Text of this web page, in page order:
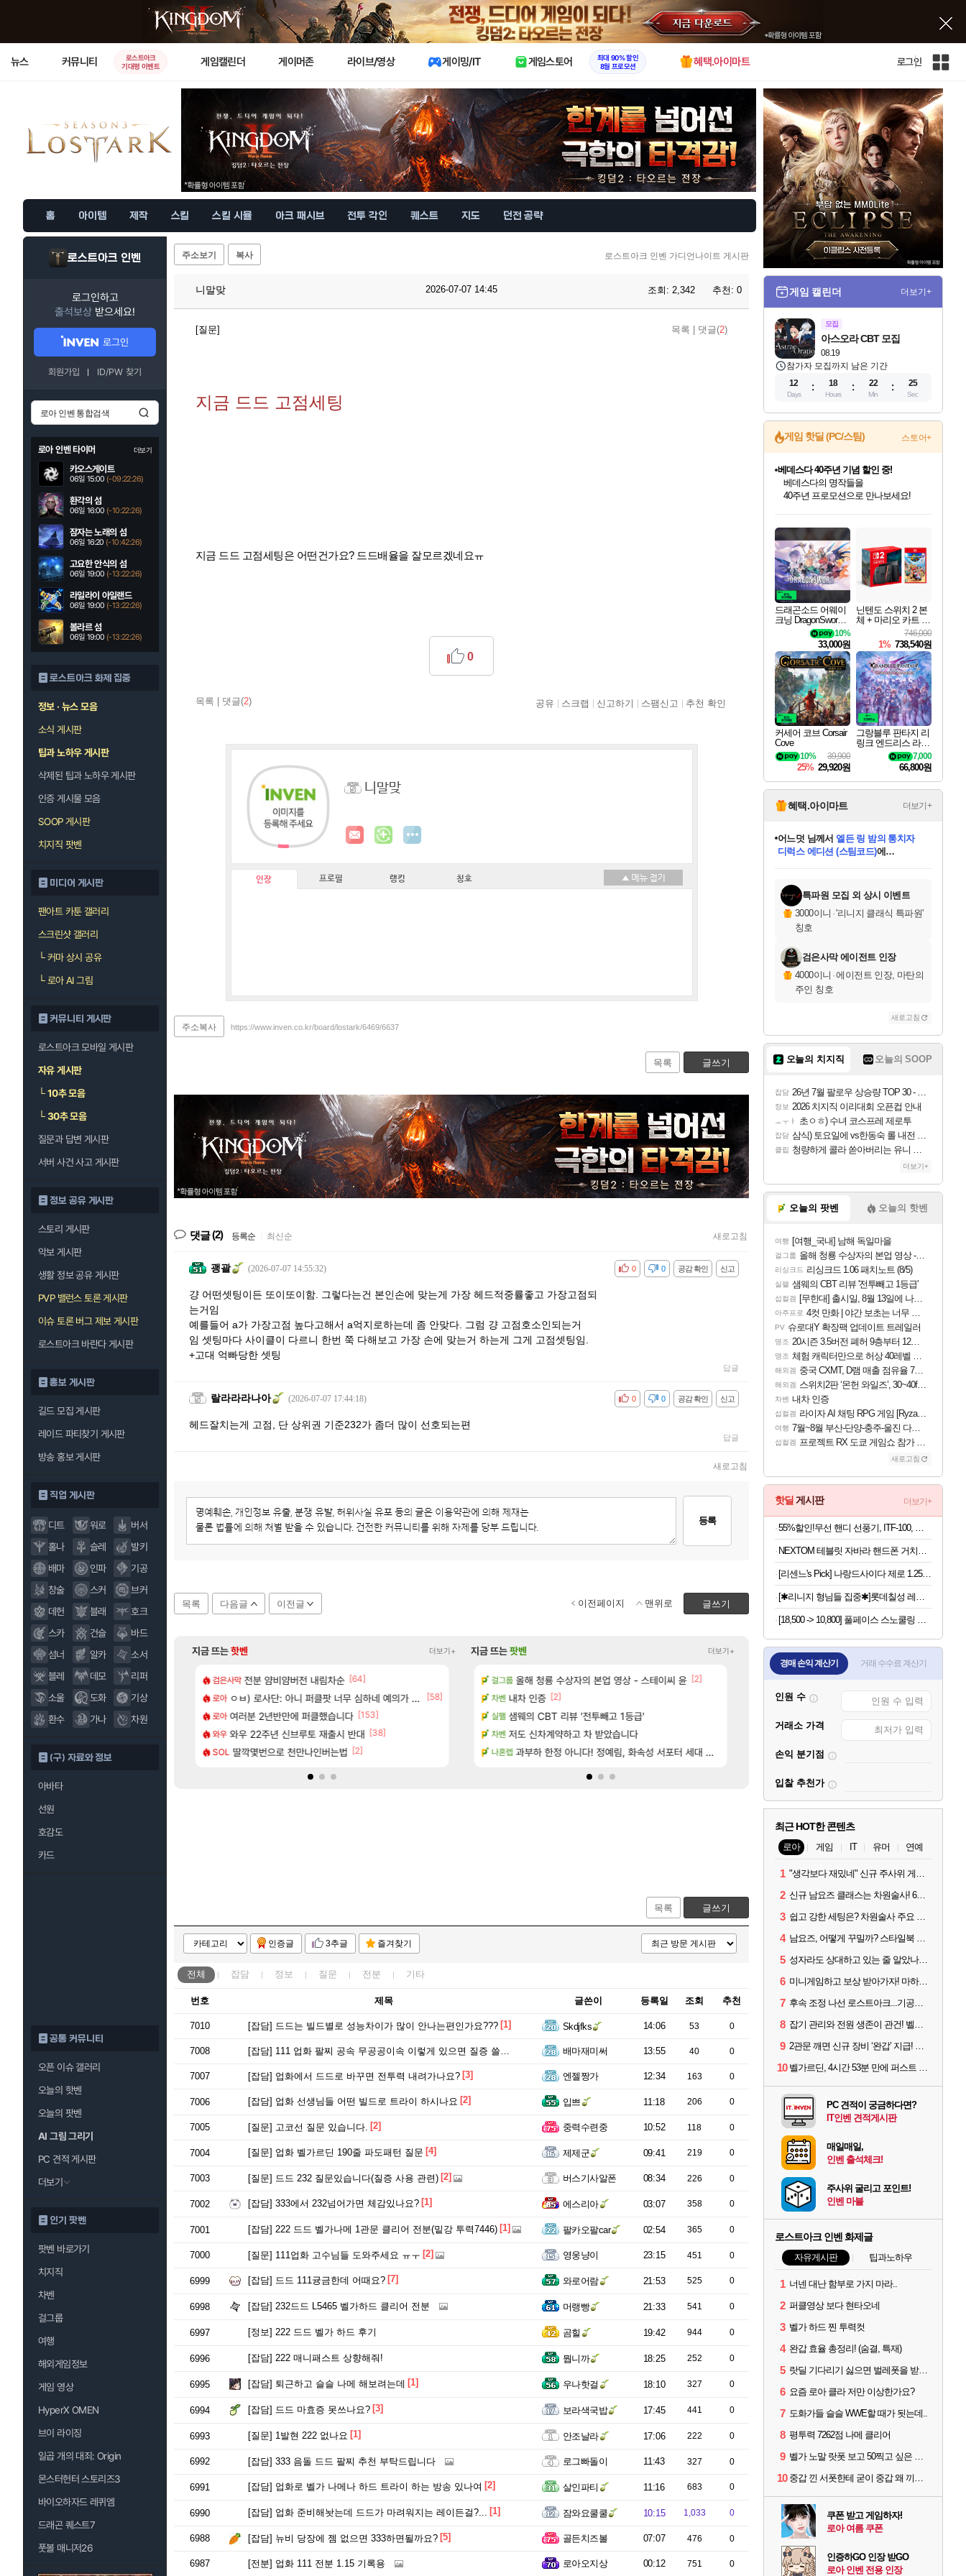
X
뉴스 커뮤니티
로스트아크
기대평 이벤트
게임캘린더 게이머존 라이브/영상 게이밍/IT 게임스토어
최대 90% 할인
8월 프로모션
혜택.아이마트 로그인
인
전
체
사
이
트
맵
홈 아이템 제작 스킬 스킬 시뮬 아크 패시브 전투 각인 퀘스트 지도 던전 공략
로스트아크 인벤
로그인하고
출석보상 받으세요!
로그인
회원가입 ID/PW 찾기
로아 인벤 타이머 더보기
카오스게이트
06일 15:00 (-09:22:24)
환각의 섬
06일 16:00 (-10:22:24)
잠자는 노래의 섬
06일 16:20 (-10:42:24)
고요한 안식의 섬
06일 19:00 (-13:22:24)
라일라이 아일랜드
06일 19:00 (-13:22:24)
볼라르 섬
06일 19:00 (-13:22:24)
로스트아크 화제 집중
정보 · 뉴스 모음
소식 게시판
팁과 노하우 게시판
삭제된 팁과 노하우 게시판
인증 게시물 모음
SOOP 게시판
치지직 팟벤
미디어 게시판
팬아트 카툰 갤러리
스크린샷 갤러리
└커마 상시 공유
└로아 AI 그림
커뮤니티 게시판
로스트아크 모바일 게시판
자유 게시판
└10추 모음
└30추 모음
질문과 답변 게시판
서버 사건 사고 게시판
정보 공유 게시판
스토리 게시판
악보 게시판
생활 정보 공유 게시판
PVP 밸런스 토론 게시판
이슈 토론 버그 제보 게시판
로스트아크 바란다 게시판
홍보 게시판
길드 모집 게시판
레이드 파티찾기 게시판
방송 홍보 게시판
직업 게시판
디트 워로
버서
홀나
슬레
발키
배마
인파
기공
창술
스커
브커
데헌
블래
호크
스카
건슬
바드
섬너
알카
소서
블레
데모
리퍼
소울
도화
기상
환수
가나 차원
(구) 자료와 정보
아바타
선원
호감도
카드
공통 커뮤니티
오픈 이슈 갤러리
오늘의 핫벤
오늘의 팟벤
AI 그림 그리기
PC 견적 게시판
더보기
인기 팟벤
팟벤 바로가기
치지직
차벤
걸그룹
여행
해외게임정보
게임 영상
HyperX OMEN
브이 라이징
일곱 개의 대죄: Origin
몬스터헌터 스토리즈3
바이오하자드 레퀴엠
드래곤 퀘스트7
풋볼 매니저26
주소보기 복사 로스트아크 인벤 가디언나이트 게시판
니말맞 2026-07-07 14:45 조회: 2,342 추천: 0
[질문] 목록 댓글(2)
지금 드드 고점세팅
지금 드드 고점세팅은 어떤건가요? 드드배율을 잘모르겠네요ㅠ
목록 댓글(2)
0
공유 스크랩 신고하기 스팸신고 추천 확인
니말맞
인장 프로필 랭킹 칭호
주소복사 https://www.inven.co.kr/board/lostark/6469/6637
목록 글쓰기
댓글(2) 등록순 최신순 새로고침
괭괄 (2026-07-07 14:55:32) 신고
공감 확인
비공감 0
0
걍 어떤셋팅이든 또이또이함. 그렇다는건 본인손에 맞는게 가장 헤드적중률좋고 가장고점되
는거임
예를들어 a가 가장고점 높다고해서 a억지로하는데 좀 안맞다. 그럼 걍 고점호소인되는거
임 셋팅마다 사이클이 다르니 한번 쭉 다해보고 가장 손에 맞는거 하는게 그게 고점셋팅임.
+고대 억빠당한 셋팅
답글
랄라라라나아 (2026-07-07 17:44:18) 신고
공감 확인
비공감 0
0
헤드잘치는게 고점, 단 상위권 기준232가 좀더 많이 선호되는편
답글
새로고침
등록
목록 다음글 이전글 글쓰기
이전페이지 맨위로
지금 뜨는핫벤 더보기+
없 얘들은 왜 아직도 [25]
사실상 부도. ” [224]
FIRST] 운영 후기 + 1~3위 공대 축하 Ai짤
금액 1억이 넘네요..다들 꼭 해보십셔ㅁㅊ
검은사막 전분 얌비얌버전 내림차순 [64]
로아 ㅇㅂ) 로사단: 아니 퍼클팟 너무 심하네 예의가 없어(?)
[58]
로아 여러분 2년반만에 퍼클했습니다 [153]
와우 와우 22주년 신브루토 재출시 반대 [38]
SOL 딸깍몇번으로 천만나인버는법 [2]
LoL 이게 5년간 티원을 좀 먹은 플레이임 [36]
로아 쫀지 실시간
[47]
로아 ㅇㅂ) 쫀지 채팅창 ㅋㅋㅋㅋㅋㅋㅋㅋㅋㅋㅋ
메이플 메이플 렉걸리는 애들은 참고해라
로아 와 퍼클나왔당 [61]
“ 경기도 사실상 부도. ”
[224]
오늘 갑자기 떡상한 팔찌옵션 [31]
와ㅅㅂ 현질 금액 1억이 넘네요..다들 꼭 해보십셔ㅁㅊ
지금 뜨는팟벤 더보기+
AI 채팅 RPG 게임 [RyzaChat: AI] 공개
구라 개발사 신작 [시노비 넥서스] 연내 출시 예정
신작 서브컬쳐 게임 [펄 인 블루] 티저 사이트 오픈
전 세계관, 완결편에 집결
리밋제로 테스트 때는 로비에 온라인 기능이 있는데
비스트 챕터별 길찾기/지도 공략 (1 ~ 12장)
PV 비스트 오브 리인카네이션 오픈 트레일러
아스오라 「에린」 컨셉 포스터 공개
비스트 쿠를 먼저 보내서 기습하는 법
걸그룹 올해 청룡 수상자의 본업 영상 - 스테이씨 윤 [2]
차벤 내차 인증 [2]
실팰 샘웨의 CBT 리뷰 '전투빼고 1등급'
차벤 저도 신차계약하고 차 받았습니다
나혼렙 과부하 한정 아니다! 정예림, 화속성 서포터 세대 교체
섭컬겜 섬란 카구라 개발사 신작 [시노비 넥서스] 연내 출시
4컷 만화 | 야간 보초는 너무 힘들어
해외겜 FF7 외전 세계관, 완결편에 집결
목록 글쓰기
인증글 3추글 즐겨찾기
전체 잡담 정보 질문 전분 기타
번호 제목 글쓴이 등록일 조회 추천
7010 [잡담] 드드는 빌드별로 성능차이가 많이 안나는편인가요??? [1] Skdjfks 14:06 53 0
7008 [잡담] 111 업화 팔찌 공속 무공공이속 이렇게 있으면 질증 쓸만한가요? 배마재미써 13:55 40 0
7007 [잡담] 업화에서 드드로 바꾸면 전투력 내려가나요? [3] 엔젤짱가 12:34 163 0
7006 [잡담] 업화 선생님들 어떤 빌드로 트라이 하시나요 [2] 입쁘 11:18 206 0
7005 [질문] 고코선 질문 있습니다. [2] 중력수련중 10:52 118 0
7004 [질문] 업화 벨가르딘 190줄 파도패턴 질문 [4] 제제군 09:41 219 0
7003 [질문] 드드 232 질문있습니다(질증 사용 관련) [2] 버스기사알폰 08:34 226 0
7002 [잡담] 333에서 232넘어가면 체감있나요? [1] 에스리아 03:07 358 0
7001 [잡담] 222 드드 벨가나메 1관문 클리어 전분(밑강 투력7446) [1] 팔카오팔car 02:54 365 0
7000 [질문] 111업화 고수님들 도와주세요 ㅠㅜ [2] 영웅냥이 23:15 451 0
6999 [잡담] 드드 111귱금한데 어때요? [7] 와로어람 21:53 525 0
6998 [잡담] 232드드 L5465 벨가하드 클리어 전분 머랭빵 21:33 541 0
6997 [정보] 222 드드 벨가 하드 후기 곰힐 19:42 944 0
6996 [잡담] 222 매니패스트 상향해줘! 뭡니까 18:25 252 0
6995 [잡담] 퇴근하고 슬슬 나메 해보려는데 [1] 우나핫걸 18:10 327 0
6994 [잡담] 드드 마효증 못쓰나요? [3] 보라색국밥 17:45 441 0
6993 [질문] 1발현 222 없나요 [1] 안조날라 17:06 222 0
6992 [잡담] 333 음돌 드드 팔찌 추천 부탁드립니다 로그빠돌이 11:43 327 0
6991 [잡담] 업화로 벨가 나메나 하드 트라이 하는 방송 있나여 [2] 살인파티 11:16 683 0
6990 [잡담] 업화 준비해놧는데 드드가 마려워지는 레이든걸?... [1] 잠와요쿨쿨 10:15 1,033 0
6988 [잡담] 뉴비 당장에 젬 없으면 333하면될까요? [5] 골든치즈볼 07:07 476 0
6987 [전분] 업화 111 전분 1.15 기록용 로아오지상 00:12 751 0
게임 캘린더 더보기+
모집
08.19
아스오라 CBT 모집
참가자 모집까지 남은 기간
12
Days
18
Hours
22
Min
24
Sec
게임 핫딜 (PC/스팀) 스토어+
최대 90% 할인가를 만나보세요!
네이버혜택과 함께 만나보세요!
50%할인&추가 적립까지!
이니&베니 혜택까지!
네이버 혜택가와 함께 예약하세요!
할인&네이버혜택으로 만나보세요!
네이버페이 혜택과 만나보세요!
베데스다 40주년 기념 할인 중!
마블 투혼 파이팅 소울즈 예약 판매 중!
마블 히어로 총 출동&화려한 격투!
네이버 포인트 혜택까지!
할인가에 만나보세요!
일부 에디션 상시 할인!
혜택으로 예약 판매 중
편안하게 충전하세요
드래곤소드 어웨이
크닝 DragonSword A
10%
33,000원
닌텐도 스위치 2 본
체 + 마리오 카트 월
746,000
1% 738,540원
커세어 코브 Corsair
Cove
39,900
10%
25% 29,920원
그랑블루 판타지 리
링크 엔드리스 라그
나로크 Granblue Fa
ntasy Relink Endless
7,000
66,800원
혜택.아이마트 더보기+
당첨되셨습니다.
당첨되셨습니다.
어느덧 님께서엘든 링 밤의 통치자
디럭스 에디션 (스팀코드)에
당첨되셨습니다.
에디션 (스팀코드)를 교환.
당첨되셨습니다.
당첨되셨습니다.
당첨되셨습니다.
당첨되셨습니다.
특파원 모집 외 상시 이벤트
3000이니 ·'리니지 클래식 특파원'
칭호
검은사막 에이전트 인장
4000이니 ·에이전트 인장, 마탄의
주인 칭호
새로고침
오늘의 치지직 오늘의 SOOP
잡담 26년 7월 팔로우 상승량 TOP 30 - 월간 치지직
정보 2026 치지직 이리대회 오픈컵 안내
ㅗㅜㅑ 초ㅇㅎ) 수녀 코스프레 제로투
잡담 삼식) 토요일에 vs한동숙 롤 내전 예정
클립 청량하게 콜라 쏟아버리는 유니 ㅋㅋㅋ
더보기+
오늘의 팟벤 오늘의 핫벤
여행 [여행_국내] 남해 독일마을
걸그룹 올해 청룡 수상자의 본업 영상 - 스테이씨 윤
리싱크드 리싱크드 1.06 패치노트 (8/5)
실팰 샘웨의 CBT 리뷰 '전투빼고 1등급'
섭컬겜 [무한대] 출시일, 8월 13일에 나오나
아주프로 4컷 만화 | 야간 보초는 너무 힘들어
PV 슈로대Y 확장팩 업데이트 트레일러
명조 20시즌 3.5버전 폐허 9층부터 12층까지 클리어 조합 | 죽음의 노래와 바닷속 폐허 |
명조 체험 캐릭터만으로 허상 40레벨 하이와티아 5분 컷!｜에이메스·린네·모니에 명함
해외겜 중국 CXMT, D램 매출 점유율 7%…글로벌 4위로 부상
해외겜 스위치2판 ‘몬헌 와일즈’, 30~40fps 목표 추정
차벤 내차 인증
섭컬겜 라이자 AI 채팅 RPG 게임 [RyzaChat: AI] 공개
여행 7월~8월 부산-단양-충주-울진 다녀왔어요~
섭컬겜 프로젝트 RX 도쿄 게임쇼 참가 결정
새로고침
핫딜 게시판 더보기+
[리센느's Pick] 나랑드사이다 제로 1.25L 12입 1박스
[18,500 -> 10,800] 풀페이스 스노쿨링 마스크
경매 손익 계산기 거래 수수료 계산기
인원 수
거래소 가격
손익 분기점
입찰 추천가
최근 HOT한 콘텐츠
로아 게임 IT 유머 연예
1 "생각보다 재밌네" 신규 주사위 게임 티카투카 호평
2 신규 남요즈 클래스는 차원술사! 6월 20일 로아온 썸머 정리
3 쉽고 강한 세팅은? 차원술사 주요 빌드와 스킬 코드
4 남요즈, 어떻게 꾸밀까? 스타일북 인기 차원술사 커스터마이즈
5 성자라도 상대하고 있는 줄 알았나? 벨가르딘 이모저모
6 미니게임하고 보상 받아가자! 마하라카 썸머 캠프 할 일은?
7 후속 조정 나선 로스트아크...기공사, 차원술사 하향
8 잡기 관리와 전원 생존이 관건! 벨가르딘 유물 칭호 획득방법 정리
9 2관문 깨면 신규 장비 ‘완갑’ 지급! 그림자 레이드 벨가르딘 공개
10 벨가르딘, 4시간 53분 만에 퍼스트 클리어 나왔다
PC 견적이 궁금하다면?
IT인벤 견적게시판
매일매일,
인벤 출석체크!
주사위 굴리고 포인트!
인벤 마블
로스트아크 인벤 화제글
자유게시판 팁과노하우
1 너넨 대난 함부로 가지 마라..
2 퍼클영상 보다 현타오네
3 벨가 하드 찐 투력컷
4 완갑 효율 총정리! (숨결, 특재)
5 랏딜 기다리기 싫으면 벌레폿을 받지마라
6 요즘 로아 클라 저만 이상한가요?
7 도화가들 슬슬 WWE할 때가 됫는데..
8 평투력 7262점 나메 클리어
9 벨가 노말 랏폿 보고 50찍고 싶은 폿들
10 중갑 낀 서폿한테 굳이 중갑 왜 끼냐고 물어보는 6딜남은 그냥 무시하면 됨
쿠폰 받고 게임하자!
로아 여름 쿠폰
인증하GO 인장 받GO
로아 인벤 전용 인장